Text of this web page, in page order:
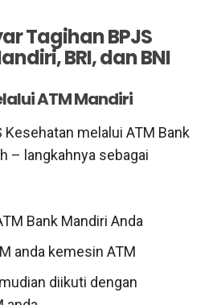
Tagihan BPJS
BRI, dan BNI
ATM Mandiri
Kesehatan melalui ATM Bank
– langkahnya sebagai
Bank Mandiri Anda
anda kemesin ATM
diikuti dengan